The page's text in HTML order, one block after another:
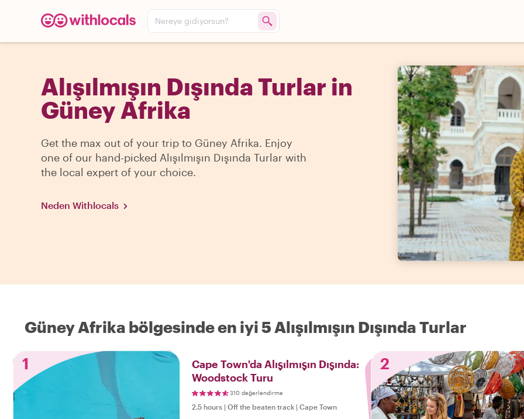
Nereye gidiyorsun?
Alışılmışın Dışında Turlar in
Güney Afrika
Get the max out of your trip to Güney Afrika. Enjoy
one of our hand-picked Alışılmışın Dışında Turlar with
the local expert of your choice.
Neden Withlocals
Güney Afrika bölgesinde en iyi 5 Alışılmışın Dışında Turlar
1
Cape Town'da Alışılmışın Dışında:
Woodstock Turu
310 değerlendirme
2.5 hours | Off the beaten track | Cape Town
2